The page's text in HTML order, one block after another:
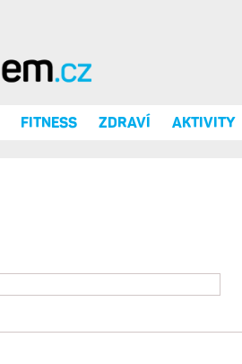
FITNESS ZDRAVÍ AKTIVITY